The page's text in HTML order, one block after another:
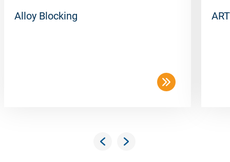
Alloy Blocking